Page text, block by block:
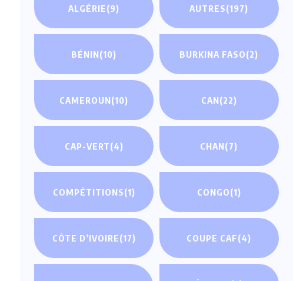
ALGÉRIE(9) AUTRES(197)
BÉNIN(10) BURKINA FASO(2)
CAMEROUN(10) CAN(22)
CAP-VERT(4) CHAN(7)
COMPÉTITIONS(1) CONGO(1)
CÔTE D’IVOIRE(17) COUPE CAF(4)